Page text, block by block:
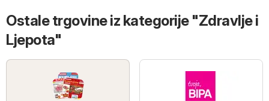
Ostale trgovine iz kategorije "Zdravlje i
Ljepota"